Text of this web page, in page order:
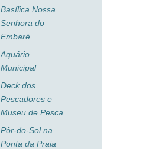
Basílica Nossa
Senhora do
Embaré
Aquário
Municipal
Deck dos
Pescadores e
Museu de Pesca
Pôr-do-Sol na
Ponta da Praia